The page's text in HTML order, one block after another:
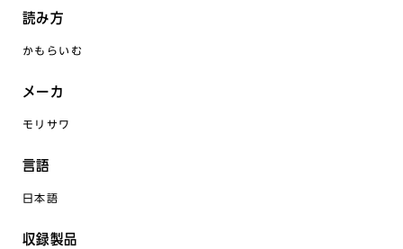
読み方
かもらいむ
メーカ
モリサワ
言語
日本語
収録製品